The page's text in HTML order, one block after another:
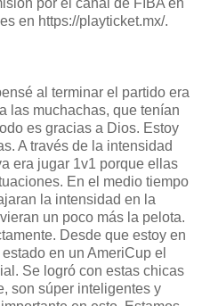
por el canal de FIBA en
en https://playticket.mx/.
al terminar el partido era
las muchachas, que tenían
es gracias a Dios. Estoy
A través de la intensidad
era jugar 1v1 porque ellas
En el medio tiempo
la intensidad en la
un poco más la pelota.
Desde que estoy en
en un AmeriCup el
Se logró con estas chicas
son súper inteligentes y